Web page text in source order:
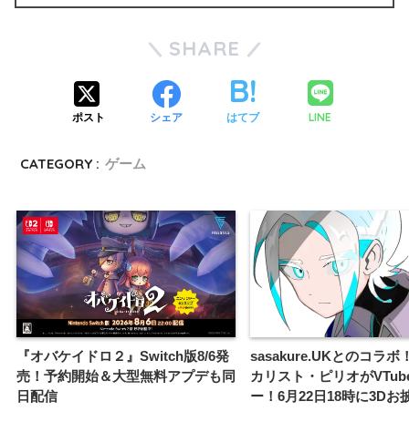
SHARE
ポスト シェア はてブ LINE
CATEGORY : ゲーム
『オバケイドロ２』Switch版8/6発
売！予約開始＆大型無料アプデも同
日配信
sasakure.UKとのコラボ
カリスト・ピリオが
ー！6月22日18時に3Dお